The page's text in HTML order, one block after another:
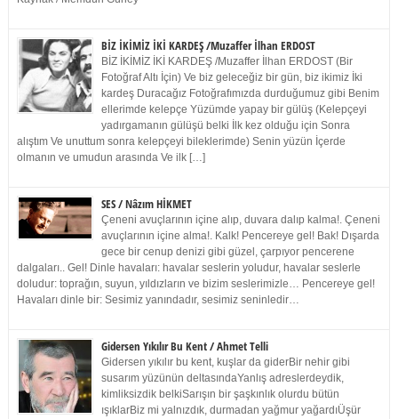
BİZ İKİMİZ İKİ KARDEŞ /Muzaffer İlhan ERDOST
BİZ İKİMİZ İKİ KARDEŞ /Muzaffer İlhan ERDOST (Bir
Fotoğraf Altı İçin) Ve biz geleceğiz bir gün, biz ikimiz İki
kardeş Duracağız Fotoğrafımızda durduğumuz gibi Benim
ellerimde kelepçe Yüzümde yapay bir gülüş (Kelepçeyi
yadırgamanın gülüşü belki İlk kez olduğu için Sonra
alıştım Ve unuttum sonra kelepçeyi bileklerimde) Senin yüzün İçerde
olmanın ve umudun arasında Ve ilk […]
SES / Nâzım HİKMET
Çeneni avuçlarının içine alıp, duvara dalıp kalma!. Çeneni
avuçlarının içine alma!. Kalk! Pencereye gel! Bak! Dışarda
gece bir cenup denizi gibi güzel, çarpıyor pencerene
dalgaları.. Gel! Dinle havaları: havalar seslerin yoludur, havalar seslerle
doludur: toprağın, suyun, yıldızların ve bizim seslerimizle… Pencereye gel!
Havaları dinle bir: Sesimiz yanındadır, sesimiz seninledir…
Gidersen Yıkılır Bu Kent / Ahmet Telli
Gidersen yıkılır bu kent, kuşlar da giderBir nehir gibi
susarım yüzünün deltasındaYanlış adreslerdeydik,
kimliksizdik belkiSarışın bir şaşkınlık olurdu bütün
ışıklarBiz mi yalnızdık, durmadan yağmur yağardıÜşür